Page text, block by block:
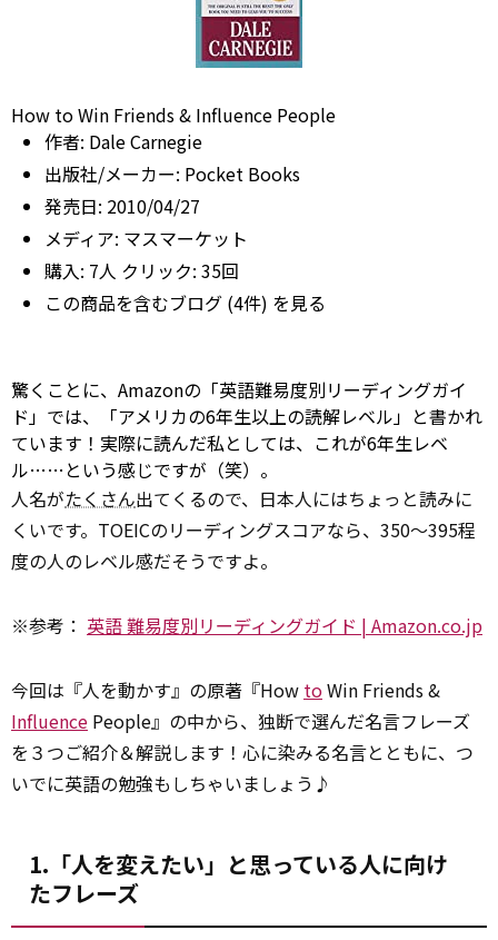
How to Win Friends & Influence People
作者: Dale Carnegie
出版社/メーカー: Pocket Books
発売日: 2010/04/27
メディア: マスマーケット
購入: 7人 クリック: 35回
この商品を含むブログ (4件) を見る
驚くことに、Amazonの「英語難易度別リーディングガイ
ド」では、「アメリカの6年生以上の読解レベル」と書かれ
ています！実際に読んだ私としては、これが6年生レベ
ル……という感じですが（笑）。
人名がたくさん出てくるので、日本人にはちょっと読みに
くいです。TOEICのリーディングスコアなら、350～395程
度の人のレベル感だそうですよ。
※参考： 英語 難易度別リーディングガイド | Amazon.co.jp
今回は『人を動かす』の原著『How toWin Friends &
Influence People』の中から、独断で選んだ名言フレーズ
を３つご紹介＆解説します！心に染みる名言とともに、つ
いでに英語の勉強もしちゃいましょう♪
1.「人を変えたい」と思っている人に向け
たフレーズ